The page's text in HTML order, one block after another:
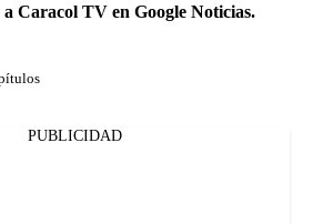
a Caracol TV en Google Noticias.
PUBLICIDAD